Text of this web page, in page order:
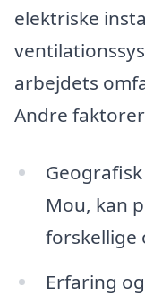
elektriske
arbejdets
Andre
Mou, kan
forskellige
Erfaring